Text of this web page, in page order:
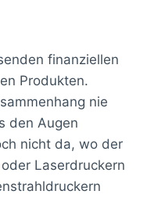
finanziellen
Produkten.
nie
den Augen
nicht da, wo der
Laserdruckern